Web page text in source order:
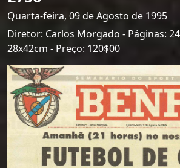
Quarta-feira, 09 de Agosto de 1995
Diretor: Carlos Morgado - Páginas:
28x42cm - Preço: 120$00